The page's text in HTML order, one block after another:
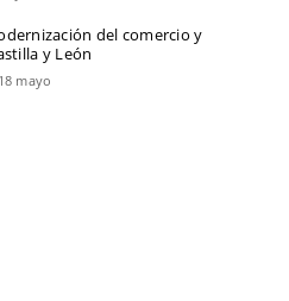
del comercio y
y León
mayo